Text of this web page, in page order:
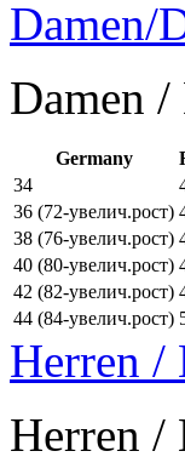
Damen/
Damen
Germany
34
36 (72-увелич.рост)
38 (76-увелич.рост)
40 (80-увелич.рост)
42 (82-увелич.рост)
44 (84-увелич.рост)
Herren
Herren